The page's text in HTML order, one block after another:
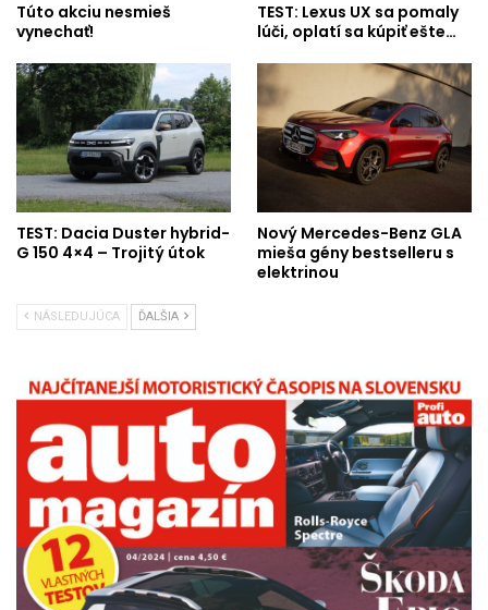
Túto akciu nesmieš
vynechať!
TEST: Lexus UX sa pomaly
lúči, oplatí sa kúpiť ešte…
TEST: Dacia Duster hybrid-
G 150 4×4 – Trojitý útok
Nový Mercedes-Benz GLA
mieša gény bestselleru s
elektrinou
NÁSLEDUJÚCA ĎALŠIA